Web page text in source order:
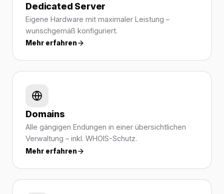
Dedicated Server
Eigene Hardware mit maximaler Leistung –
wunschgemäß konfiguriert.
Mehr erfahren
Domains
Alle gängigen Endungen in einer übersichtlichen
Verwaltung – inkl. WHOIS-Schutz.
Mehr erfahren